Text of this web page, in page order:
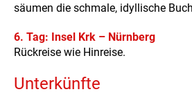
säumen die schmale, idyllische
6. Tag: Insel Krk – Nürnberg
Rückreise wie Hinreise.
Unterkünfte